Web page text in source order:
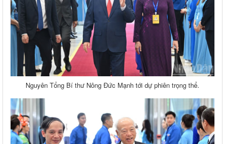
Nguyên Tổng Bí thư Nông Đức Mạnh tới dự phiên trọng thể.